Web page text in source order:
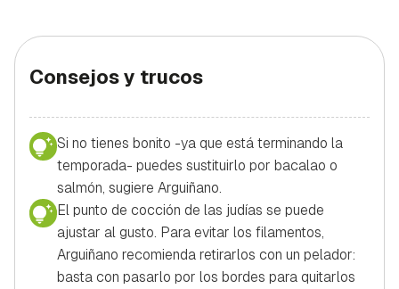
Consejos y trucos
Si no tienes bonito -ya que está terminando la
temporada- puedes sustituirlo por bacalao o
salmón, sugiere Arguiñano.
El punto de cocción de las judías se puede
ajustar al gusto. Para evitar los filamentos,
Arguiñano recomienda retirarlos con un pelador:
basta con pasarlo por los bordes para quitarlos